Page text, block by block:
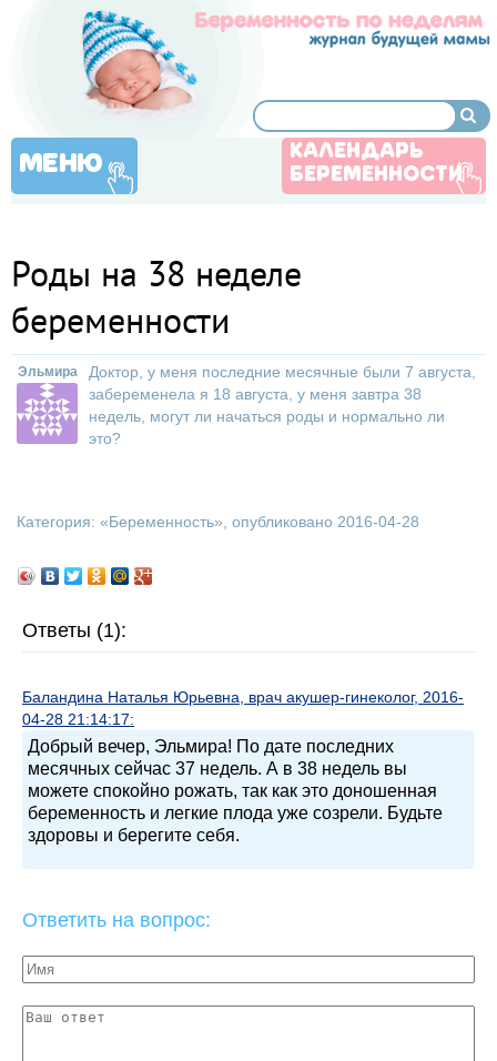
МЕНЮ
КАЛЕНДАРЬ
БЕРЕМЕННОСТИ
Роды на 38 неделе
беременности
Эльмира
Доктор, у меня последние месячные были 7 августа,
забеременела я 18 августа, у меня завтра 38
недель, могут ли начаться роды и нормально ли
это?
Категория: «Беременность», опубликовано 2016-04-28
Ответы (1):
Баландина Наталья Юрьевна, врач акушер-гинеколог, 2016-
04-28 21:14:17:
Добрый вечер, Эльмира! По дате последних
месячных сейчас 37 недель. А в 38 недель вы
можете спокойно рожать, так как это доношенная
беременность и легкие плода уже созрели. Будьте
здоровы и берегите себя.
Ответить на вопрос: